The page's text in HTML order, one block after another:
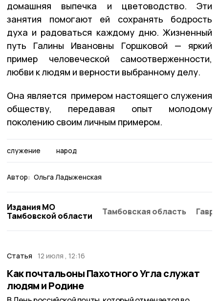
домашняя выпечка и цветоводство. Эти
занятия помогают ей сохранять бодрость
духа и радоваться каждому дню. Жизненный
путь Галины Ивановны Горшковой — яркий
пример человеческой самоотверженности,
любви к людям и верности выбранному делу.
Она является примером настоящего служения
обществу, передавая опыт молодому
поколению своим личным примером.
служение народ
Автор: Ольга Ладыженская
Издания МО
Тамбовской области
Тамбовская область
Статья 12 июля , 12:16
Как почтальоны Пахотного Угла служат
людям и Родине